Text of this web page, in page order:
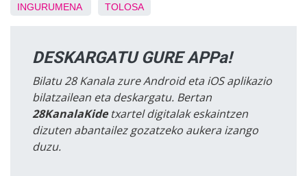
INGURUMENA TOLOSA
DESKARGATU GURE APPa!
Bilatu 28 Kanala zure Android eta iOS aplikazio
bilatzailean eta deskargatu. Bertan
28KanalaKidetxartel digitalak eskaintzen
dizuten abantailez gozatzeko aukera izango
duzu.